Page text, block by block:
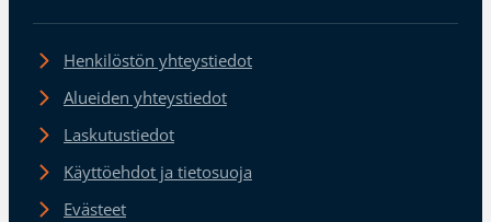
Henkilöstön yhteystiedot
Alueiden yhteystiedot
Laskutustiedot
Käyttöehdot ja tietosuoja
Evästeet